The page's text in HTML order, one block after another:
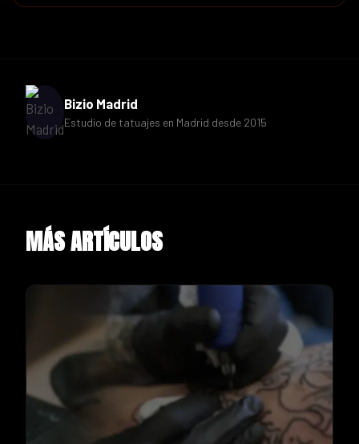
Bizio Madrid
Estudio de tatuajes en Madrid desde 2015
MÁS ARTÍCULOS